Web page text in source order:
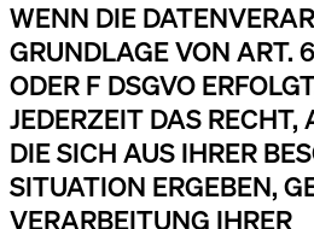
WENN DIE
GRUNDLAGE VON ART.
ODER F DSGVO
JEDERZEIT DAS RECHT,
DIE SICH AUS IHRER
SITUATION ERGEBEN,
VERARBEITUNG IHRER